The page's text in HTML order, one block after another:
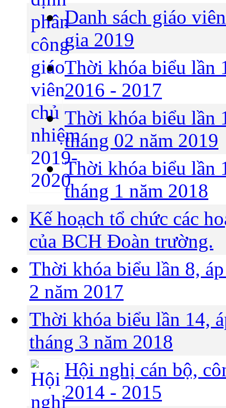
Danh sách giáo
gia 2019
Thời khóa biểu lần
2016 - 2017
Thời khóa biểu lần
tháng 02 năm 2019
Thời khóa biểu lần
tháng 1 năm 2018
Kế hoạch tổ chức các
của BCH Đoàn trường.
Thời khóa biểu lần 8,
2 năm 2017
Thời khóa biểu lần 14,
tháng 3 năm 2018
Hội nghị cán bộ,
2014 - 2015